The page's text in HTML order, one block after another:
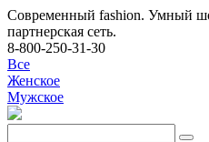
Современный fashion. Умный
партнерская сеть.
8-800-250-31-30
Все
Женское
Мужское